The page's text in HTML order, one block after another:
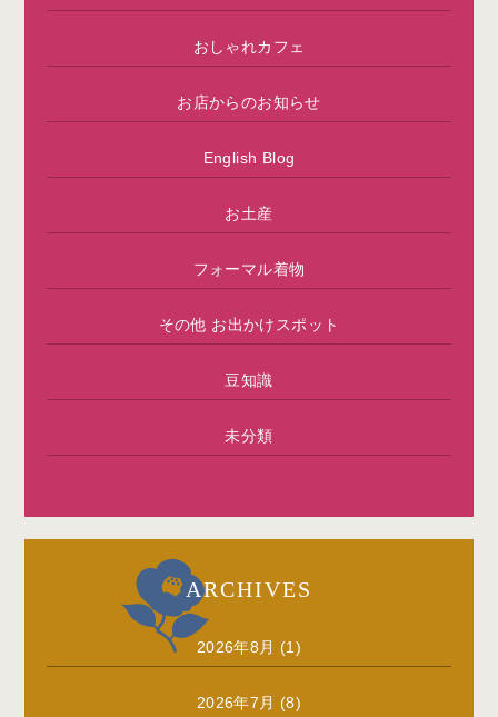
おしゃれカフェ
お店からのお知らせ
English Blog
お土産
フォーマル着物
その他 お出かけスポット
豆知識
未分類
ARCHIVES
2026年8月 (1)
2026年7月 (8)